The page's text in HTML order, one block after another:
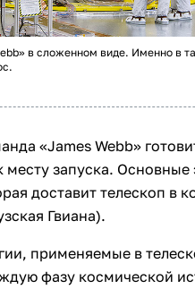
в сложенном виде. Именно в
«James Webb»
месту запуска.
доставит телескоп в
Гвиана).
применяемые в
фазу космической